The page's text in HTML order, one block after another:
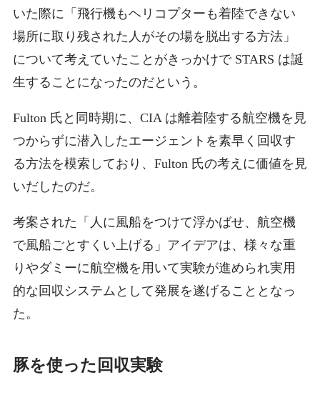
いた際に「飛行機もヘリコプターも着陸できない
場所に取り残された人がその場を脱出する方法」
について考えていたことがきっかけで STARS は誕
生することになったのだという。
Fulton 氏と同時期に、CIA は離着陸する航空機を見
つからずに潜入したエージェントを素早く回収す
る方法を模索しており、Fulton 氏の考えに価値を見
いだしたのだ。
考案された「人に風船をつけて浮かばせ、航空機
で風船ごとすくい上げる」アイデアは、様々な重
りやダミーに航空機を用いて実験が進められ実用
的な回収システムとして発展を遂げることとなっ
た。
豚を使った回収実験